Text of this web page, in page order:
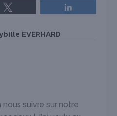
EVERHARD
suivre sur notre